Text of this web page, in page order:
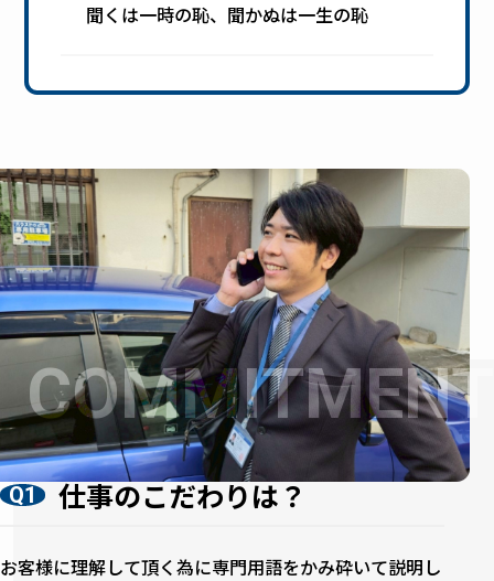
聞くは一時の恥、聞かぬは一生の恥
Q1 仕事のこだわりは？
お客様に理解して頂く為に専門用語をかみ砕いて説明し